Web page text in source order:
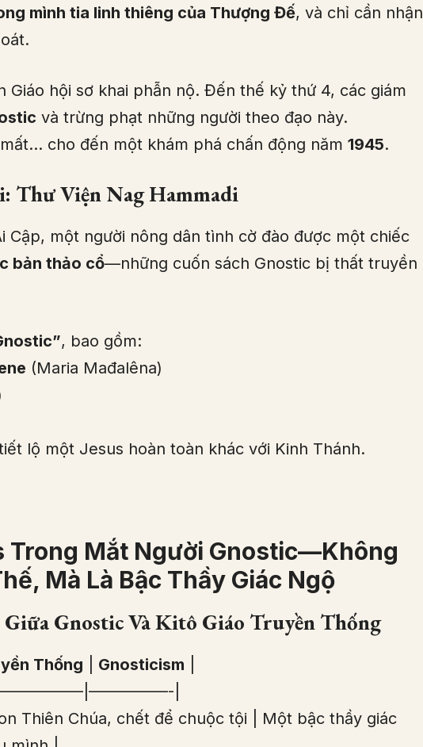
mình tia linh thiêng của Thượng Đế, và chỉ cần nhận
Giáo hội sơ khai phẫn nộ. Đến thế kỷ thứ 4, các giám
và trừng phạt những người theo đạo này.
cho đến một khám phá chấn động năm 1945.
Thư Viện Nag Hammadi
Cập, một người nông dân tình cờ đào được một chiếc
bản thảo cổ—những cuốn sách Gnostic bị thất truyền
, bao gồm:
(Maria Mađalêna)
lộ một Jesus hoàn toàn khác với Kinh Thánh.
Trong Mắt Người Gnostic—Không
Mà Là Bậc Thầy Giác Ngộ
Gnostic Và Kitô Giáo Truyền Thống
Thống Gnosticism
|
Thiên Chúa, chết để chuộc tội | Một bậc thầy giác